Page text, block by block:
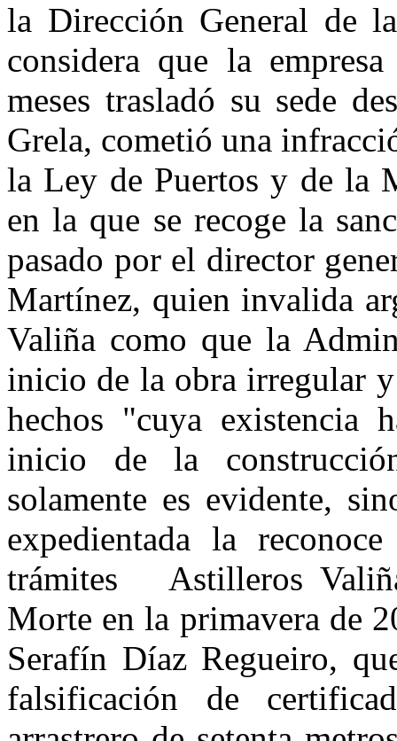
la Dirección General de
considera que la
meses trasladó su sede
Grela, cometió una
la Ley de Puertos y de la
en la que se recoge la
pasado por el director
Martínez, quien invalida
Valiña como que la
inicio de la obra irregular
hechos "cuya existencia
inicio de la
solamente es evidente,
expedientada la
trámites Astilleros
Morte en la primavera de
Serafín Díaz Regueiro,
falsificación de